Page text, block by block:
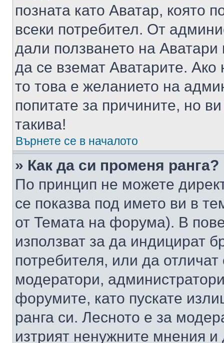
позната като Аватар, която
всеки потребител. От
дали ползването на
да се вземат Аватарите.
то това е желанието на
попитате за причините, но
такива!
Върнете се в началото
» Как да си променя ранга?
По принцип не можете
се показва под името ви в
от Темата на форума). В
използват за да индицират
потребителя, или да
модератори,
форумите, като пускате
ранга си. Лесното е за
изтрият ненужните мнения